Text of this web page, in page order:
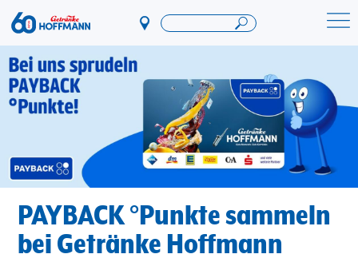
Direkt
zum
Inhalt
Startseite Getränke Hoffmann
PAYBACK °Punkte sammeln
bei Getränke Hoffmann